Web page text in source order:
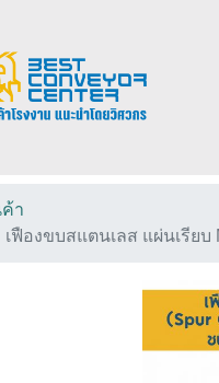
า
เฟืองขบสแตนเลส แผ่นเรียบ